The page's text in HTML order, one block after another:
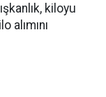
kiloyu
alımını